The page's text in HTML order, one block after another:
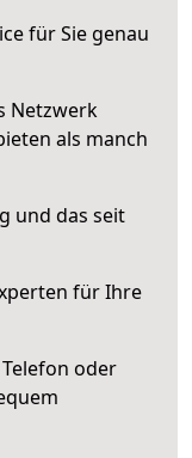
für Sie genau
Netzwerk
als manch
und das seit
für Ihre
oder